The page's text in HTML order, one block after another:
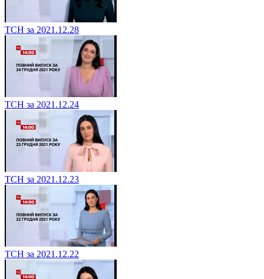
ТСН за 2021.12.28
ТСН за 2021.12.24
ТСН за 2021.12.23
ТСН за 2021.12.22